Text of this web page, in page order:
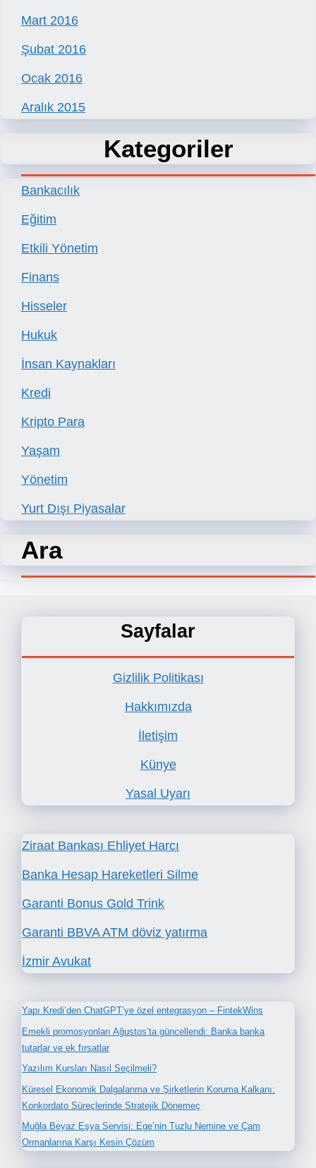
Mart 2016
Şubat 2016
Ocak 2016
Aralık 2015
Kategoriler
Bankacılık
Eğitim
Etkili Yönetim
Finans
Hisseler
Hukuk
İnsan Kaynakları
Kredi
Kripto Para
Yaşam
Yönetim
Yurt Dışı Piyasalar
Ara
Sayfalar
Gizlilik Politikası
Hakkımızda
İletişim
Künye
Yasal Uyarı
Ziraat Bankası Ehliyet Harcı
Banka Hesap Hareketleri Silme
Garanti Bonus Gold Trink
Garanti BBVA ATM döviz yatırma
İzmir Avukat
Yapı Kredi’den ChatGPT’ye özel entegrasyon – FintekWins
Emekli promosyonları Ağustos’ta güncellendi: Banka banka
tutarlar ve ek fırsatlar
Yazılım Kursları Nasıl Seçilmeli?
Küresel Ekonomik Dalgalanma ve Şirketlerin Koruma Kalkanı:
Konkordato Süreçlerinde Stratejik Dönemeç
Muğla Beyaz Eşya Servisi: Ege’nin Tuzlu Nemine ve Çam
Ormanlarına Karşı Kesin Çözüm